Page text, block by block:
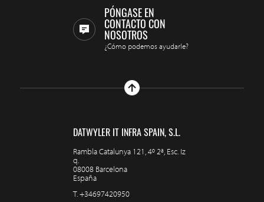
PÓNGASE EN
CONTACTO CON
NOSOTROS
¿Cómo podemos ayudarle?
DATWYLER IT INFRA SPAIN, S.L.
Rambla Catalunya 121, 4º 2ª, Esc. Iz
q.
08008 Barcelona
España
T.+34697420950